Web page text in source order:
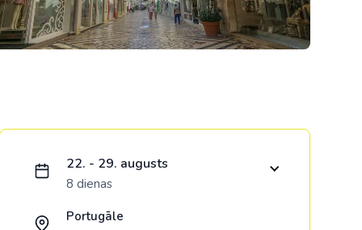
Ielādējam piedāvājumu...
22. - 29. augusts
8 dienas
Portugāle